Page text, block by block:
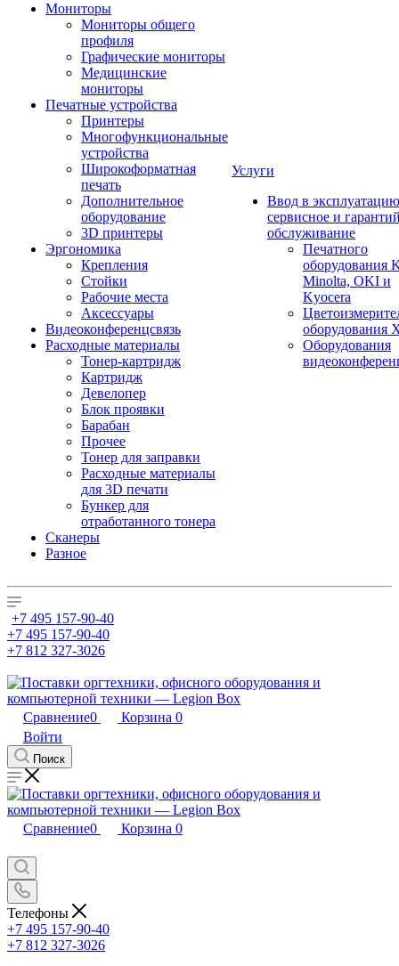
Мониторы
Мониторы общего
профиля
Графические мониторы
Медицинские
мониторы
Печатные устройства
Принтеры
Многофункциональные
устройства
Широкоформатная
печать
Дополнительное
оборудование
3D принтеры
Эргономика
Крепления
Стойки
Рабочие места
Аксессуары
Видеоконференцсвязь
Расходные материалы
Тонер-картридж
Картридж
Девелопер
Блок проявки
Барабан
Прочее
Тонер для заправки
Расходные материалы
для 3D печати
Бункер для
отработанного тонера
Сканеры
Разное
Услуги
Ввод в
сервисное и
обслуживание
Печатного
оборудования
Minolta, OKI и
Kyocera
оборудования
Оборудования
+7 495 157-90-40
+7 495 157-90-40
+7 812 327-3026
Сравнение0 Корзина 0
Войти
Поиск
Сравнение0 Корзина 0
Телефоны
+7 495 157-90-40
+7 812 327-3026